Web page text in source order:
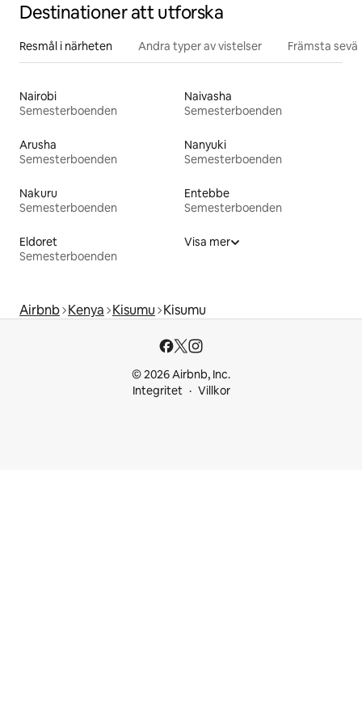
Destinationer att utforska
Resmål i närheten Andra typer av vistelser Främsta
Nairobi
Semesterboenden
Naivasha
Semesterboenden
Arusha
Semesterboenden
Nanyuki
Semesterboenden
Nakuru
Semesterboenden
Entebbe
Semesterboenden
Eldoret
Semesterboenden
Visa mer
Airbnb Kenya Kisumu Kisumu
© 2026 Airbnb, Inc.
Integritet
Villkor